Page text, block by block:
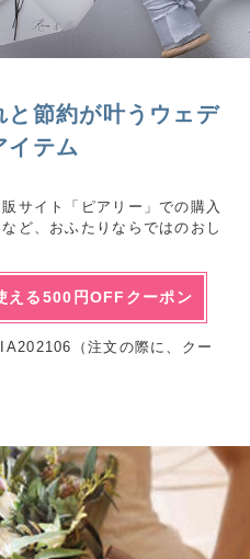
と節約が叶うウェデ
イテム
サイト「ピアリー」での購入
ど、おふたりならではのおし
える500円OFFクーポン
（注文の際に、クー